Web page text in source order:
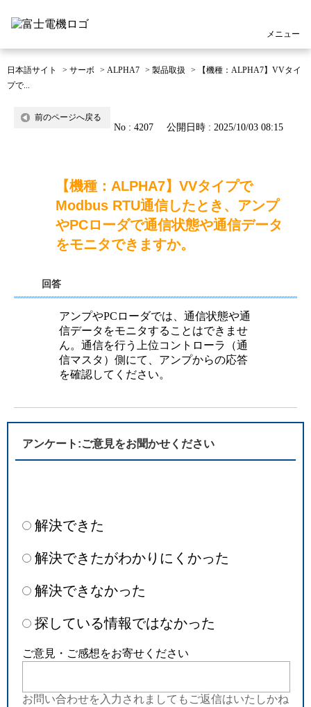
メニュー
日本語サイト > サーボ > ALPHA7 > 製品取扱 >
【機種：ALPHA7】VVタイ
プで...
前のページへ戻る
No : 4207 公開日時 : 2025/10/03 08:15
【機種：ALPHA7】VVタイプで
Modbus RTU通信したとき、アンプ
やPCローダで通信状態や通信データ
をモニタできますか。
回答
アンプやPCローダでは、通信状態や通
信データをモニタすることはできませ
ん。通信を行う上位コントローラ（通
信マスタ）側にて、アンプからの応答
を確認してください。
アンケート:ご意見をお聞かせください
解決できた
解決できたがわかりにくかった
解決できなかった
探している情報ではなかった
ご意見・ご感想をお寄せください
お問い合わせを入力されましてもご返信はいたしかね